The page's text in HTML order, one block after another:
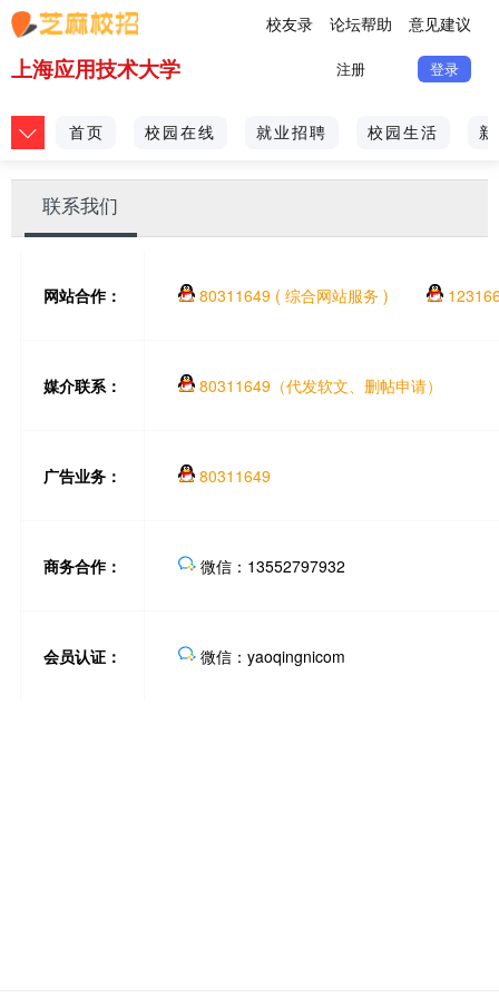
校友录 论坛帮助 意见建议
上海应用技术大学 注册 登录
首页 校园在线 就业招聘 校园生活
联系我们